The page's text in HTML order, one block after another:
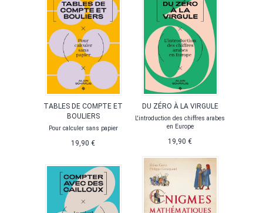
TABLES DE COMPTE ET
BOULIERS
Pour calculer sans papier
19,90 €
DU ZÉRO À LA VIRGULE
L'introduction des chiffres arabes
en Europe
19,90 €